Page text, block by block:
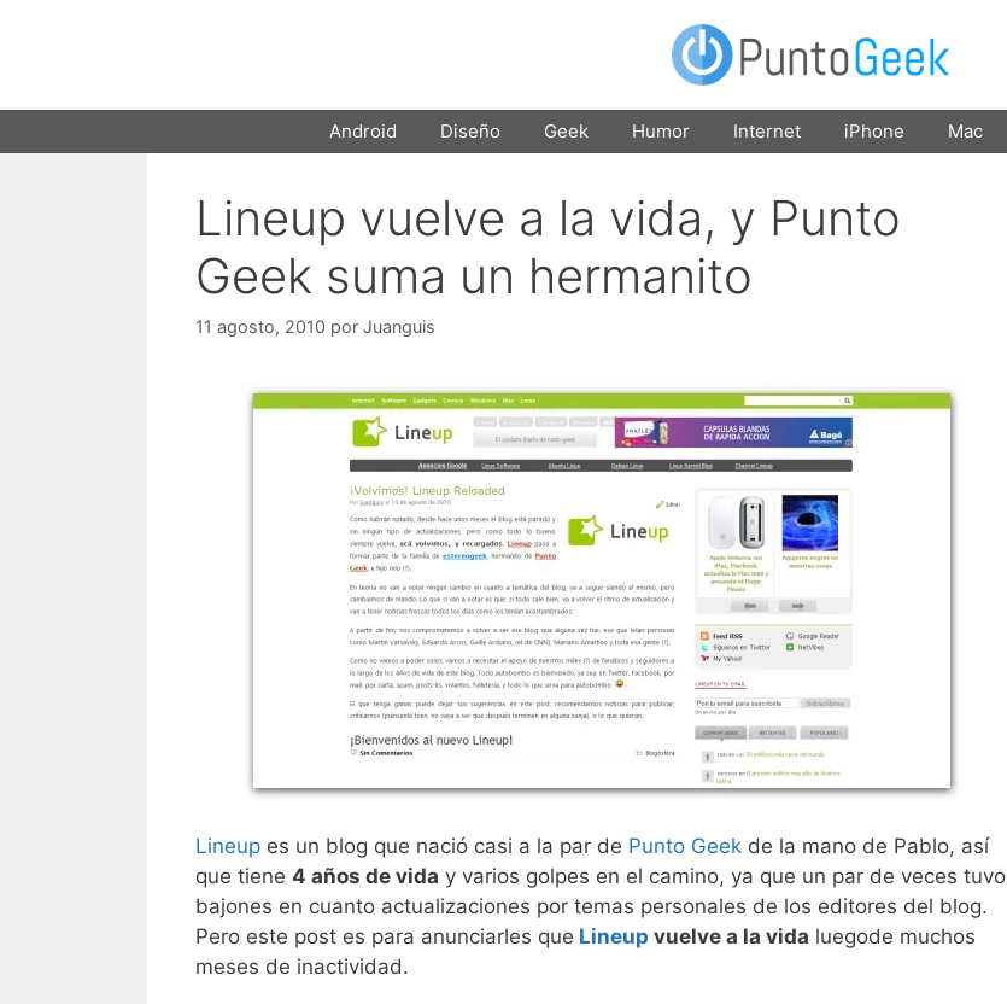
Android Diseño Geek Humor Internet iPhone Mac
Lineup vuelve a la vida, y Punto
Geek suma un hermanito
11 agosto, 2010 por Juanguis
Lineup es un blog que nació casi a la par de Punto Geek de la mano de Pablo, así
que tiene 4 años de vida y varios golpes en el camino, ya que un par de veces tuvo
bajones en cuanto actualizaciones por temas personales de los editores del blog.
Pero este post es para anunciarles que Lineup vuelve a la vida luegode muchos
meses de inactividad.